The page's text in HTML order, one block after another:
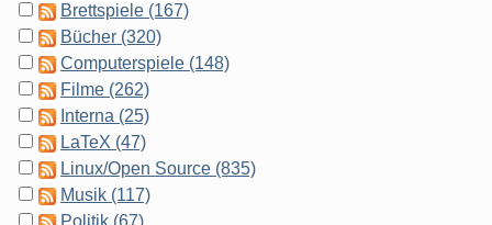
Brettspiele (167)
Bücher (320)
Computerspiele (148)
Filme (262)
Interna (25)
LaTeX (47)
Linux/Open Source (835)
Musik (117)